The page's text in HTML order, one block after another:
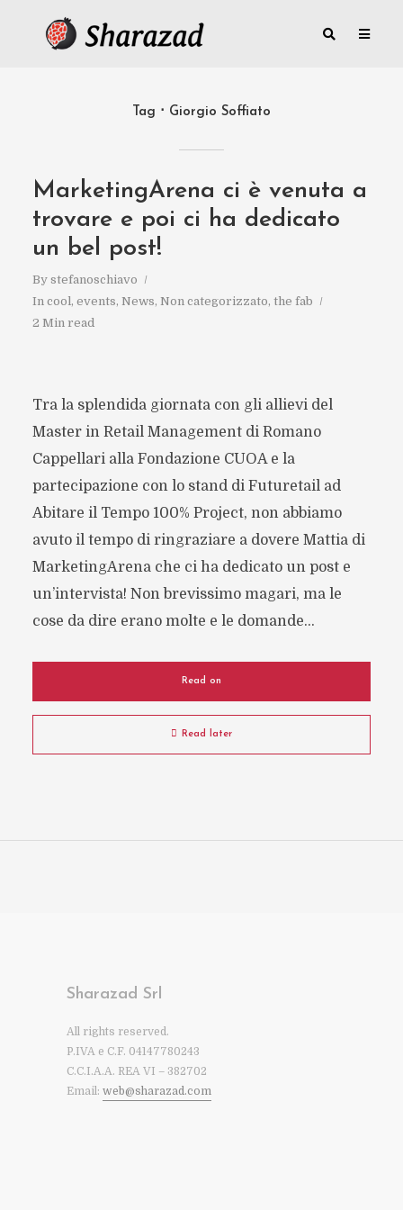
Tag Giorgio Soffiato
MarketingArena ci è venuta a
trovare e poi ci ha dedicato
un bel post!
By stefanoschiavo
In cool, events, News, Non categorizzato, the fab
2 Min read
Tra la splendida giornata con gli allievi del
Master in Retail Management di Romano
Cappellari alla Fondazione CUOA e la
partecipazione con lo stand di Futuretail ad
Abitare il Tempo 100% Project, non abbiamo
avuto il tempo di ringraziare a dovere Mattia di
MarketingArena che ci ha dedicato un post e
un’intervista! Non brevissimo magari, ma le
cose da dire erano molte e le domande...
Read on
Read later
Sharazad Srl
All rights reserved.
P.IVA e C.F. 04147780243
C.C.I.A.A. REA VI – 382702
Email: web@sharazad.com